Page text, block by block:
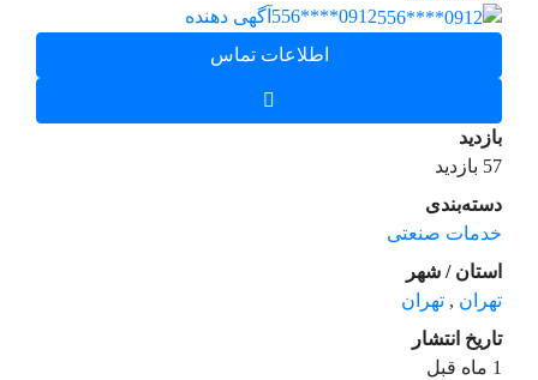
0912****556
آگهی دهنده
اطلاعات تماس
بازدید
57 بازدید
دسته‌بندی
خدمات صنعتی
استان / شهر
تهران , تهران
تاریخ انتشار
1 ماه قبل